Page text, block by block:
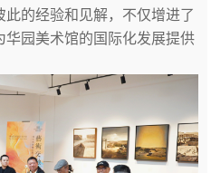
的经验和见解，不仅增进了
园美术馆的国际化发展提供